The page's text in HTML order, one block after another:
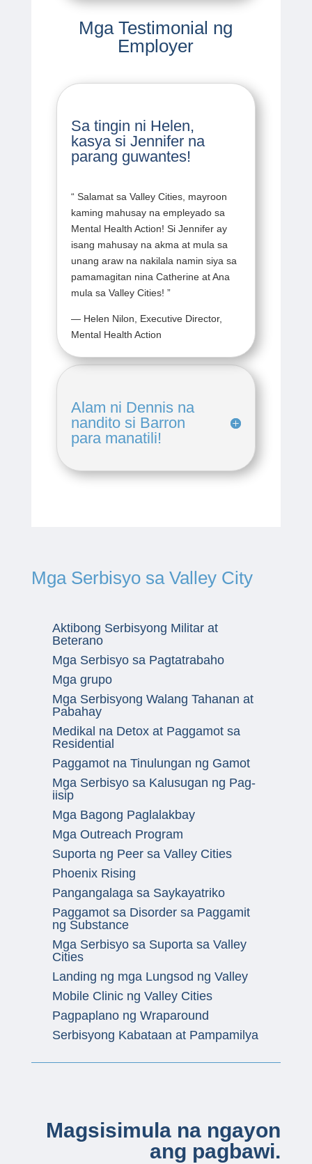
Mga Testimonial ng
Employer
Sa tingin ni Helen,
kasya si Jennifer na
parang guwantes!
“ Salamat sa Valley Cities, mayroon
kaming mahusay na empleyado sa
Mental Health Action! Si Jennifer ay
isang mahusay na akma at mula sa
unang araw na nakilala namin siya sa
pamamagitan nina Catherine at Ana
mula sa Valley Cities! ”
— Helen Nilon, Executive Director,
Mental Health Action
Alam ni Dennis na
nandito si Barron
para manatili!
Mga Serbisyo sa Valley City
Aktibong Serbisyong Militar at
Beterano
Mga Serbisyo sa Pagtatrabaho
Mga grupo
Mga Serbisyong Walang Tahanan at
Pabahay
Medikal na Detox at Paggamot sa
Residential
Paggamot na Tinulungan ng Gamot
Mga Serbisyo sa Kalusugan ng Pag-
iisip
Mga Bagong Paglalakbay
Mga Outreach Program
Suporta ng Peer sa Valley Cities
Phoenix Rising
Pangangalaga sa Saykayatriko
Paggamot sa Disorder sa Paggamit
ng Substance
Mga Serbisyo sa Suporta sa Valley
Cities
Landing ng mga Lungsod ng Valley
Mobile Clinic ng Valley Cities
Pagpaplano ng Wraparound
Serbisyong Kabataan at Pampamilya
Magsisimula na ngayon
ang pagbawi.